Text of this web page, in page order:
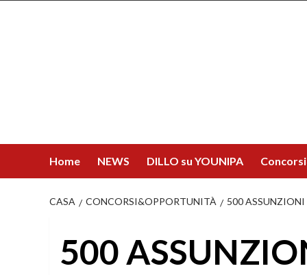
Home NEWS DILLO su YOUNIPA
CASA CONCORSI&OPPORTUNITÀ 500
500